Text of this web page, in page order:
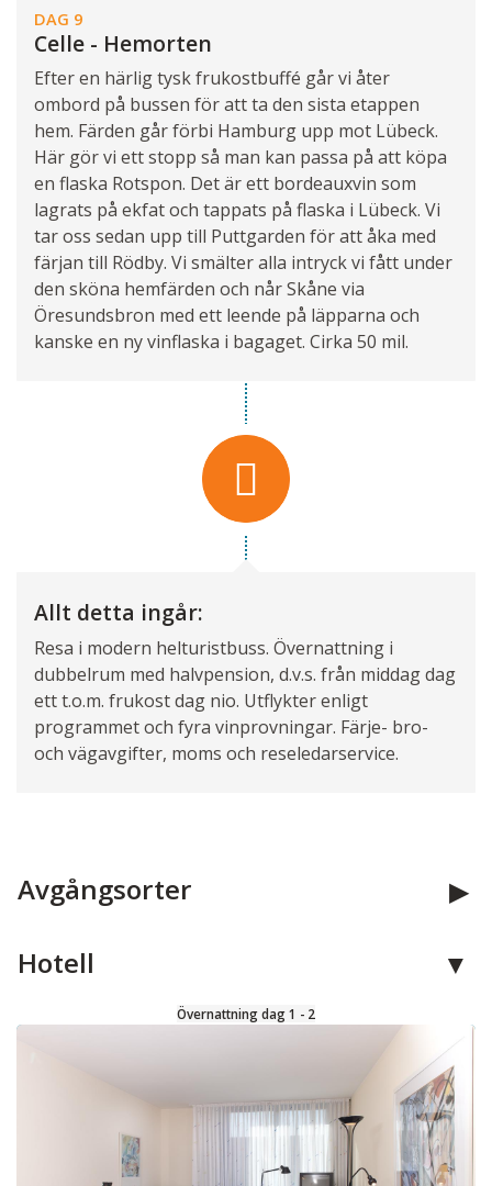
DAG 9
Celle - Hemorten
Efter en härlig tysk frukostbuffé går vi åter
ombord på bussen för att ta den sista etappen
hem. Färden går förbi Hamburg upp mot Lübeck.
Här gör vi ett stopp så man kan passa på att köpa
en flaska Rotspon. Det är ett bordeauxvin som
lagrats på ekfat och tappats på flaska i Lübeck. Vi
tar oss sedan upp till Puttgarden för att åka med
färjan till Rödby. Vi smälter alla intryck vi fått under
den sköna hemfärden och når Skåne via
Öresundsbron med ett leende på läpparna och
kanske en ny vinflaska i bagaget. Cirka 50 mil.
Allt detta ingår:
Resa i modern helturistbuss. Övernattning i
dubbelrum med halvpension, d.v.s. från middag dag
ett t.o.m. frukost dag nio. Utflykter enligt
programmet och fyra vinprovningar. Färje- bro-
och vägavgifter, moms och reseledarservice.
Avgångsorter
Hotell
Övernattning dag 1 - 2